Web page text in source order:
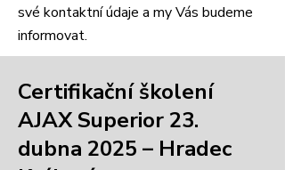
své kontaktní údaje a my Vás budeme
informovat.
Certifikační školení
AJAX Superior 23.
dubna 2025 – Hradec